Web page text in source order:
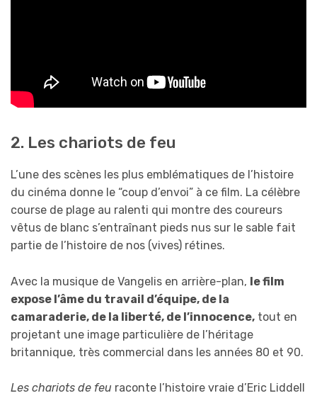
2. Les chariots de feu
L’une des scènes les plus emblématiques de l’histoire
du cinéma donne le “coup d’envoi” à ce film. La célèbre
course de plage au ralenti qui montre des coureurs
vêtus de blanc s’entraînant pieds nus sur le sable fait
partie de l’histoire de nos (vives) rétines.
Avec la musique de Vangelis en arrière-plan, le film
expose l’âme du travail d’équipe, de la
camaraderie, de la liberté, de l’innocence, tout en
projetant une image particulière de l’héritage
britannique, très commercial dans les années 80 et 90.
Les chariots de feu raconte l’histoire vraie d’Eric Liddell